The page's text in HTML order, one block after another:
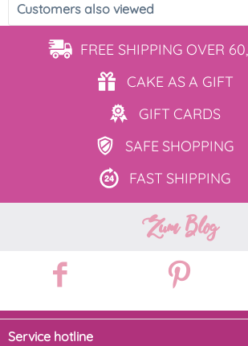
Customers also viewed
FREE SHIPPING OVER
CAKE ASA GIFT
GIFT CARDS
SAFE SHOPPING
FAST SHIPPING
Zum Blog
Service hotline